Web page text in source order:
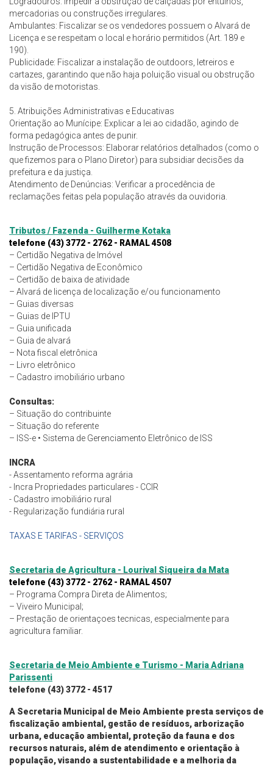
mercadorias ou construções irregulares.
Ambulantes: Fiscalizar se os vendedores possuem o Alvará de
Licença e se respeitam o local e horário permitidos (Art. 189 e
190).
Publicidade: Fiscalizar a instalação de outdoors, letreiros e
cartazes, garantindo que não haja poluição visual ou obstrução
da visão de motoristas.
5. Atribuições Administrativas e Educativas
Orientação ao Munícipe: Explicar a lei ao cidadão, agindo de
forma pedagógica antes de punir.
Instrução de Processos: Elaborar relatórios detalhados (como o
que fizemos para o Plano Diretor) para subsidiar decisões da
prefeitura e da justiça.
Atendimento de Denúncias: Verificar a procedência de
reclamações feitas pela população através da ouvidoria.
Tributos / Fazenda - Guilherme Kotaka
telefone (43) 3772 - 2762 - RAMAL 4508
– Certidão Negativa de Imóvel
– Certidão Negativa de Econômico
– Certidão de baixa de atividade
– Alvará de licença de localização e/ou funcionamento
– Guias diversas
– Guias de IPTU
– Guia unificada
– Guia de alvará
– Nota fiscal eletrônica
– Livro eletrônico
– Cadastro imobiliário urbano
Consultas:
– Situação do contribuinte
– Situação do referente
– ISS-e • Sistema de Gerenciamento Eletrônico de ISS
INCRA
- Assentamento reforma agrária
- ⁠Incra Propriedades particulares - CCIR
- ⁠Cadastro imobiliário rural
- ⁠Regularização fundiária rural
TAXAS E TARIFAS - SERVIÇOS
Secretaria de Agricultura - Lourival Siqueira da Mata
telefone (43) 3772 - 2762 - RAMAL 4507
– Programa Compra Direta de Alimentos;
– Viveiro Municipal;
– Prestação de orientaçoes tecnicas, especialmente para
agricultura familiar.
Secretaria de Meio Ambiente e Turismo - Maria Adriana
Parissenti
telefone (43) 3772 - 4517
A Secretaria Municipal de Meio Ambiente presta serviços de
fiscalização ambiental, gestão de resíduos, arborização
urbana, educação ambiental, proteção da fauna e dos
recursos naturais, além de atendimento e orientação à
população, visando a sustentabilidade e a melhoria da